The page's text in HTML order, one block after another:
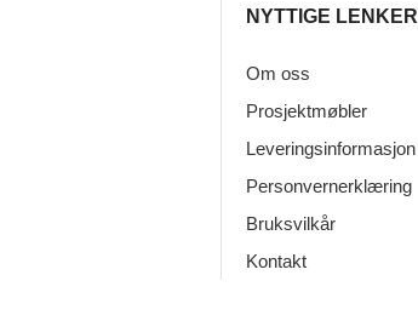
NYTTIGE LENKER
Om oss
Prosjektmøbler
Leveringsinformasjon
Personvernerklæring
Bruksvilkår
Kontakt